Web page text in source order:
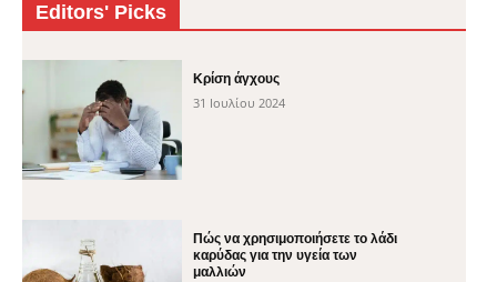
Editors' Picks
Κρίση άγχους
31 Ιουλίου 2024
Πώς να χρησιμοποιήσετε το λάδι
καρύδας για την υγεία των
μαλλιών